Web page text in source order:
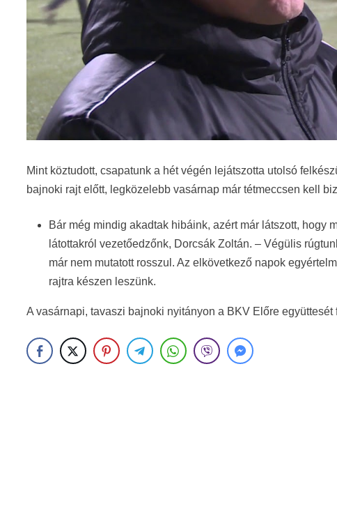
Mint köztudott, csapatunk a hét végén lejátszotta utolsó
bajnoki rajt előtt, legközelebb vasárnap már tétmeccsen kell
Bár még mindig akadtak hibáink, azért már látszott, hogy
látottakról vezetőedzőnk, Dorcsák Zoltán. – Végülis
már nem mutatott rosszul. Az elkövetkező napok
rajtra készen leszünk.
A vasárnapi, tavaszi bajnoki nyitányon a BKV Előre